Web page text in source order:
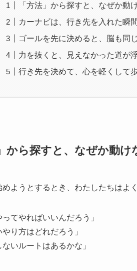
「方法」から探すと、なぜか動
カーナビは、行き先を入れた瞬
ゴールを先に決めると、脳も同
力を抜くと、見えなかった道が
行き先を決めて、心を軽くして
から探すと、なぜか動け
めようとするとき、わたしたちはよ
ってやればいいんだろう」
やり方はどれだろう」
ないルートはあるかな」